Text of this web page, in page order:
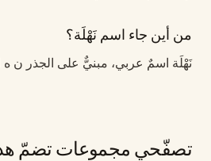
من أين جاء اسم نَهْلَة؟
نَهْلَة اسمٌ عربي، مبنيٌّ على الجذر ن
تصفّحي مجموعات تضمّ